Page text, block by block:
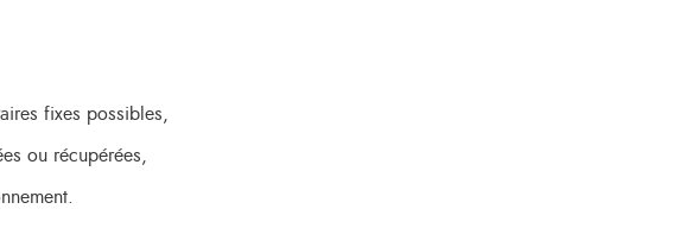
fixes possibles,
ou récupérées,